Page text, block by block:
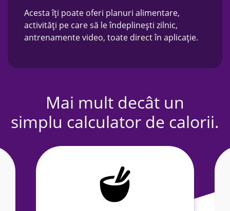
Acesta îți poate oferi planuri alimentare,
activități pe care să le îndeplinești zilnic,
antrenamente video, toate direct în aplicație.
Mai mult decât un
simplu calculator de calorii.